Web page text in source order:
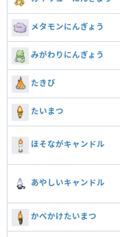
メタモンにんぎょう
みがわりにんぎょう
たきび
たいまつ
ほそながキャンドル
あやしいキャンドル
かべかけたいまつ